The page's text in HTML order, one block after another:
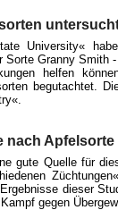
University«
Granny Smith
helfen
begutachtet.
nach
gute Quelle für
dieser
gegen